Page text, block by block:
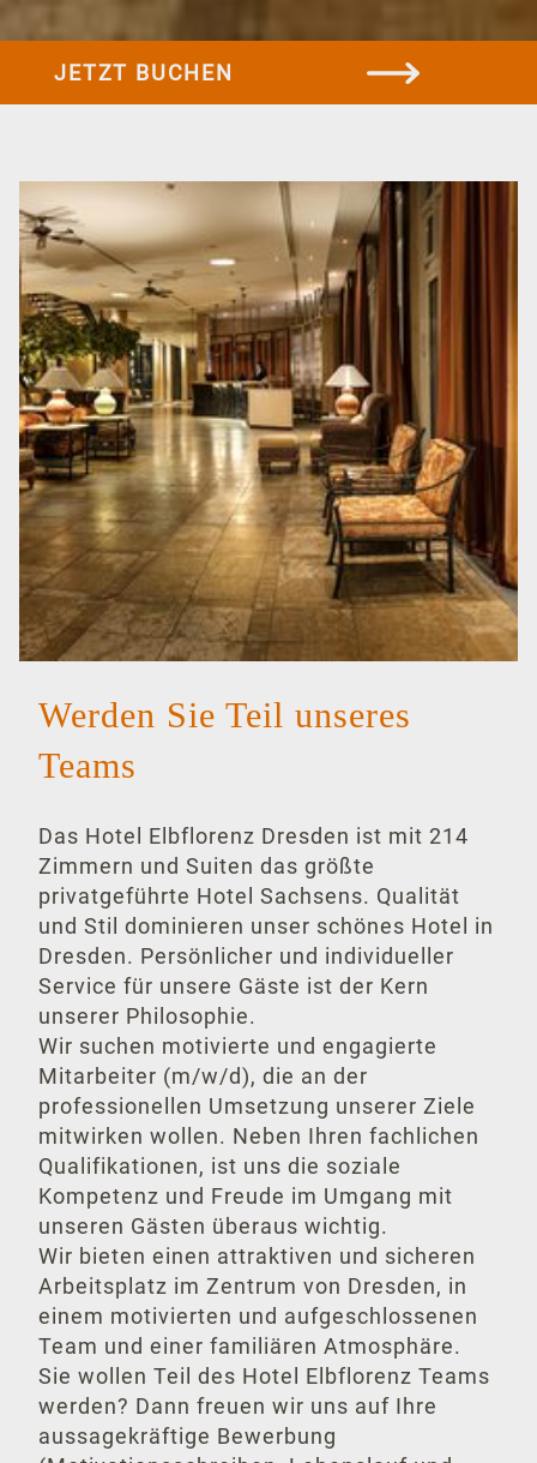
Sport & Sauna
Zimmer & Suiten
Standardzimmer
Businesszimmer
Komfortzimmer
Suiten
Familienzimmer
Arrangements
Alle Angebote
Dresden entdecken
Familienurlaub
Kurzurlaub
Gastronomie
Frühstück
Bistro & Bar
Tagung
Feiern im Hotel
Tagungspauschalen
Tagungsräume
Geschäftsreise
JETZT BUCHEN
Werden Sie Teil unseres
Teams
Das Hotel Elbflorenz Dresden ist mit 214
Zimmern und Suiten das größte
privatgeführte Hotel Sachsens. Qualität
und Stil dominieren unser schönes Hotel in
Dresden. Persönlicher und individueller
Service für unsere Gäste ist der Kern
unserer Philosophie.
Wir suchen motivierte und engagierte
Mitarbeiter (m/w/d), die an der
professionellen Umsetzung unserer Ziele
mitwirken wollen. Neben Ihren fachlichen
Qualifikationen, ist uns die soziale
Kompetenz und Freude im Umgang mit
unseren Gästen überaus wichtig.
Wir bieten einen attraktiven und sicheren
Arbeitsplatz im Zentrum von Dresden, in
einem motivierten und aufgeschlossenen
Team und einer familiären Atmosphäre.
Sie wollen Teil des Hotel Elbflorenz Teams
werden? Dann freuen wir uns auf Ihre
aussagekräftige Bewerbung